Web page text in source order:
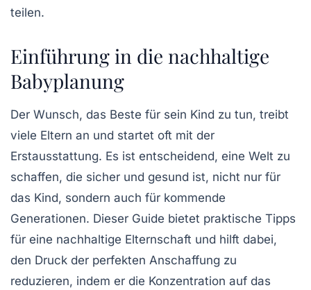
teilen.
Einführung in die nachhaltige
Babyplanung
Der Wunsch, das Beste für sein Kind zu tun, treibt
viele Eltern an und startet oft mit der
Erstausstattung. Es ist entscheidend, eine Welt zu
schaffen, die sicher und gesund ist, nicht nur für
das Kind, sondern auch für kommende
Generationen. Dieser Guide bietet praktische Tipps
für eine nachhaltige Elternschaft und hilft dabei,
den Druck der perfekten Anschaffung zu
reduzieren, indem er die Konzentration auf das